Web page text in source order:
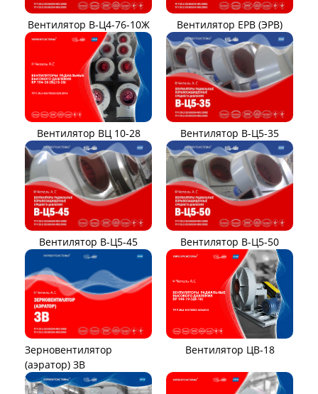
Вентилятор В-Ц4-76-10Ж Вентилятор ЕРВ (ЭРВ)
Вентилятор ВЦ 10-28 Вентилятор В-Ц5-35
Вентилятор В-Ц5-45 Вентилятор В-Ц5-50
Зерновентилятор
(аэратор) ЗВ
Вентилятор ЦВ-18